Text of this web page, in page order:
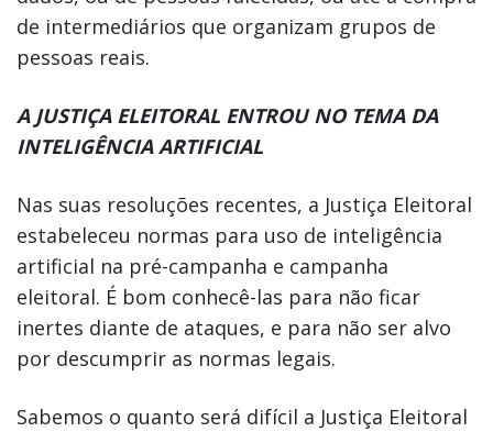
de intermediários que organizam grupos de
pessoas reais.
A JUSTIÇA ELEITORAL ENTROU NO TEMA DA
INTELIGÊNCIA ARTIFICIAL
Nas suas resoluções recentes, a Justiça Eleitoral
estabeleceu normas para uso de inteligência
artificial na pré-campanha e campanha
eleitoral. É bom conhecê-las para não ficar
inertes diante de ataques, e para não ser alvo
por descumprir as normas legais.
Sabemos o quanto será difícil a Justiça Eleitoral